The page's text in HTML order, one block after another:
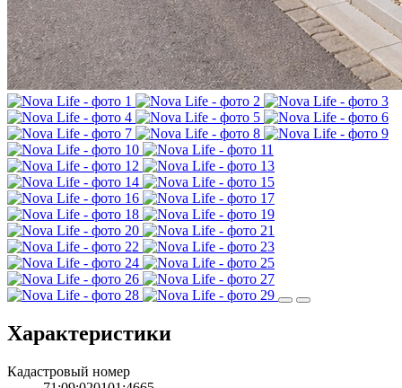
Характеристики
Кадастровый номер